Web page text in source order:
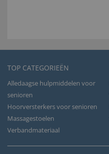
TOP CATEGORIEËN
Alledaagse hulpmiddelen voor
senioren
Hoorversterkers voor senioren
Massagestoelen
Verbandmateriaal